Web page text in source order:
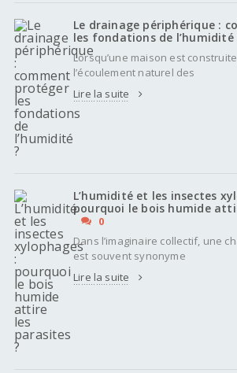
Le drainage périphérique :
les fondations de l’humidité
Lorsqu’une maison est
l’écoulement naturel des
Lire la suite
L’humidité et les insectes
pourquoi le bois humide
0
Dans l’imaginaire collectif, une
est souvent synonyme
Lire la suite